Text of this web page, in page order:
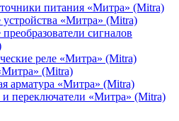
питания «Митра» (Mitra)
«Митра» (Mitra)
сигналов
реле «Митра» (Mitra)
(Mitra)
арматура «Митра» (Mitra)
переключатели «Митра» (Mitra)